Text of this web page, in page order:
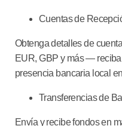
Cuentas de
Obtenga detalles de
EUR, GBP y más —
presencia bancaria local
Transferencias de
Envía y recibe fondos en